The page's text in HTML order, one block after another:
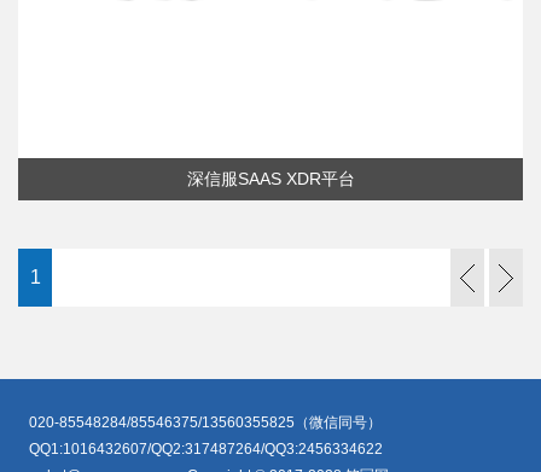
深信服SAAS XDR平台
1
020-85548284/85546375/13560355825（微信同号）
QQ1:1016432607/QQ2:317487264/QQ3:2456334622